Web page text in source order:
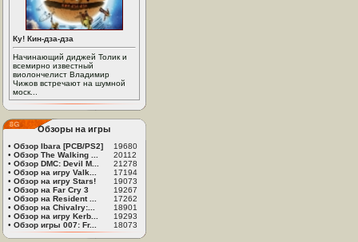
Ку! Кин-дза-дза
Начинающий диджей Толик и
всемирно известный
виолончелист Владимир
Чижов встречают на шумной
моск...
Обзоры на игры
• Обзор Ibara [PCB/PS2]
19680
• Обзор The Walking ...
20112
• Обзор DMC: Devil M...
21278
• Обзор на игру Valk...
17194
• Обзор на игру Stars!
19073
• Обзор на Far Cry 3
19267
• Обзор на Resident ...
17262
• Обзор на Chivalry:...
18901
• Обзор на игру Kerb...
19293
• Обзор игры 007: Fr... 18073